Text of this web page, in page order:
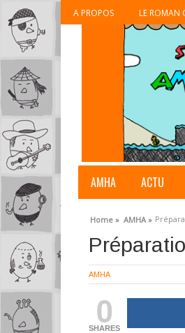
A PROPOS LE ROMAN
AMHA ACTU
Home » AMHA »
AMHA
0
SHARES